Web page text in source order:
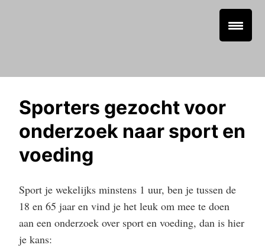
Sporters gezocht voor
onderzoek naar sport en
voeding
Sport je wekelijks minstens 1 uur, ben je tussen de
18 en 65 jaar en vind je het leuk om mee te doen
aan een onderzoek over sport en voeding, dan is hier
je kans: